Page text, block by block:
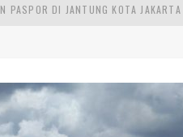
DI PIK 2, JAKARTA UTARA